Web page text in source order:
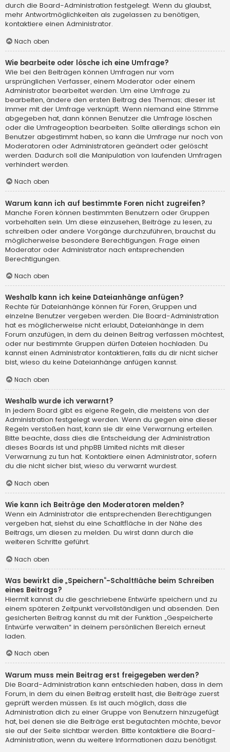
durch die Board-Administration festgelegt. Wenn du glaubst,
mehr Antwortmöglichkeiten als zugelassen zu benötigen,
kontaktiere einen Administrator.
Nach oben
Wie bearbeite oder lösche ich eine Umfrage?
Wie bei den Beiträgen können Umfragen nur vom
ursprünglichen Verfasser, einem Moderator oder einem
Administrator bearbeitet werden. Um eine Umfrage zu
bearbeiten, ändere den ersten Beitrag des Themas; dieser ist
immer mit der Umfrage verknüpft. Wenn niemand eine Stimme
abgegeben hat, dann können Benutzer die Umfrage löschen
oder die Umfrageoption bearbeiten. Sollte allerdings schon ein
Benutzer abgestimmt haben, so kann die Umfrage nur noch von
Moderatoren oder Administratoren geändert oder gelöscht
werden. Dadurch soll die Manipulation von laufenden Umfragen
verhindert werden.
Nach oben
Warum kann ich auf bestimmte Foren nicht zugreifen?
Manche Foren können bestimmten Benutzern oder Gruppen
vorbehalten sein. Um diese einzusehen, Beiträge zu lesen, zu
schreiben oder andere Vorgänge durchzuführen, brauchst du
möglicherweise besondere Berechtigungen. Frage einen
Moderator oder Administrator nach entsprechenden
Berechtigungen.
Nach oben
Weshalb kann ich keine Dateianhänge anfügen?
Rechte für Dateianhänge können für Foren, Gruppen und
einzelne Benutzer vergeben werden. Die Board-Administration
hat es möglicherweise nicht erlaubt, Dateianhänge in dem
Forum anzufügen, in dem du deinen Beitrag verfassen möchtest,
oder nur bestimmte Gruppen dürfen Dateien hochladen. Du
kannst einen Administrator kontaktieren, falls du dir nicht sicher
bist, wieso du keine Dateianhänge anfügen kannst.
Nach oben
Weshalb wurde ich verwarnt?
In jedem Board gibt es eigene Regeln, die meistens von der
Administration festgelegt werden. Wenn du gegen eine dieser
Regeln verstoßen hast, kann sie dir eine Verwarnung erteilen.
Bitte beachte, dass dies die Entscheidung der Administration
dieses Boards ist und phpBB Limited nichts mit dieser
Verwarnung zu tun hat. Kontaktiere einen Administrator, sofern
du die nicht sicher bist, wieso du verwarnt wurdest.
Nach oben
Wie kann ich Beiträge den Moderatoren melden?
Wenn ein Administrator die entsprechenden Berechtigungen
vergeben hat, siehst du eine Schaltfläche in der Nähe des
Beitrags, um diesen zu melden. Du wirst dann durch die
weiteren Schritte geführt.
Nach oben
Was bewirkt die „Speichern“-Schaltfläche beim Schreiben
eines Beitrags?
Hiermit kannst du die geschriebene Entwürfe speichern und zu
einem späteren Zeitpunkt vervollständigen und absenden. Den
gesicherten Beitrag kannst du mit der Funktion „Gespeicherte
Entwürfe verwalten“ in deinem persönlichen Bereich erneut
laden.
Nach oben
Warum muss mein Beitrag erst freigegeben werden?
Die Board-Administration kann entschieden haben, dass in dem
Forum, in dem du einen Beitrag erstellt hast, die Beiträge zuerst
geprüft werden müssen. Es ist auch möglich, dass die
Administration dich zu einer Gruppe von Benutzern hinzugefügt
hat, bei denen sie die Beiträge erst begutachten möchte, bevor
sie auf der Seite sichtbar werden. Bitte kontaktiere die Board-
Administration, wenn du weitere Informationen dazu benötigst.